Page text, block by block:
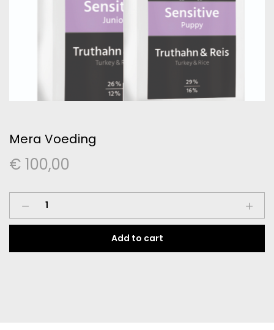
Mera Voeding
€ 100,00
Mera
quantity
Add to cart